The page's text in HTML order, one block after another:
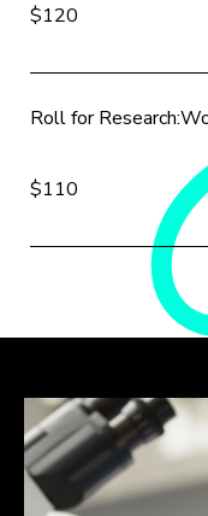
$120
Roll for
$110